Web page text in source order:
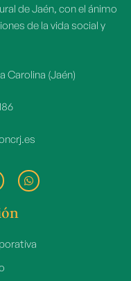
de Jaén, con el ánimo
de la vida social y
Carolina (Jaén)